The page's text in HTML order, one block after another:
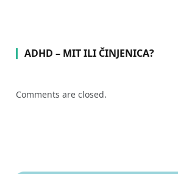
ADHD – MIT ILI ČINJENICA?
Comments are closed.